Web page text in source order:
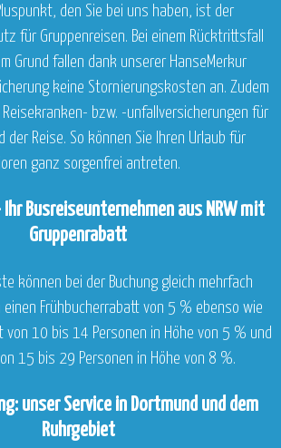
den Sie bei uns haben, ist der
für Gruppenreisen. Bei einem Rücktrittsfall
Grund fallen dank unserer HanseMerkur
keine Stornierungskosten an. Zudem
bzw. -unfallversicherungen für
der Reise. So können Sie Ihren Urlaub für
ganz sorgenfrei antreten.
Ihr Busreiseunternehmen aus NRW mit
Gruppenrabatt
können bei der Buchung gleich mehrfach
Frühbucherrabatt von 5 % ebenso wie
von 10 bis 14 Personen in Höhe von 5 % und
15 bis 29 Personen in Höhe von 8 %.
unser Service in Dortmund und dem
Ruhrgebiet